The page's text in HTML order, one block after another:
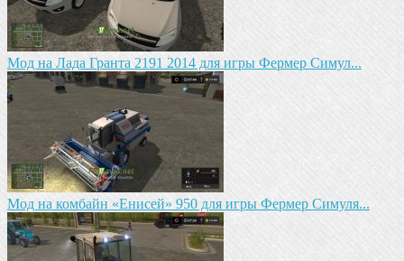
Мод на Лада Гранта 2191 2014 для игры Фермер Симул...
Мод на комбайн «Енисей» 950 для игры Фермер Симуля...